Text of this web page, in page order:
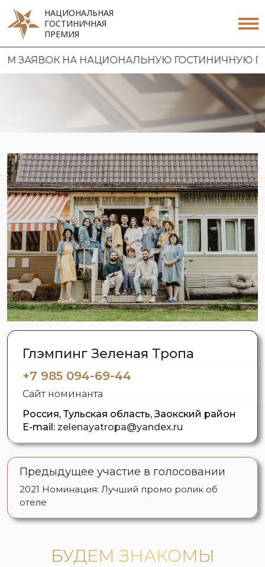
НАЦИОНАЛЬНАЯ
ГОСТИНИЧНАЯ
ПРЕМИЯ
НА НАЦИОНАЛЬНУЮ ГОСТИНИЧНУЮ
Глэмпинг Зеленая Тропа
+7 985 094-69-44
Сайт номинанта
Россия, Тульская область, Заокский район
E-mail: zelenayatropa@yandex.ru
Предыдущее участие в голосовании
2021 Номинация: Лучший промо ролик об
отеле
БУДЕМ ЗНАКОМЫ